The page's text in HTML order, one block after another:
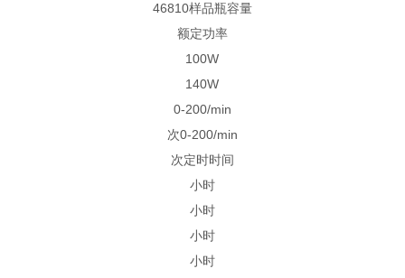
46810样品瓶容量
额定功率
100W
140W
0-200/min
次0-200/min
次定时时间
小时
小时
小时
小时